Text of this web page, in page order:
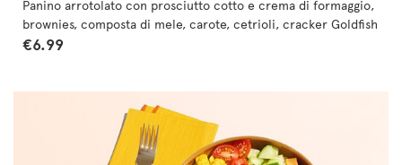
Panino arrotolato con prosciutto cotto e crema di formaggio,
brownies, composta di mele, carote, cetrioli, cracker Goldfish
€6.99